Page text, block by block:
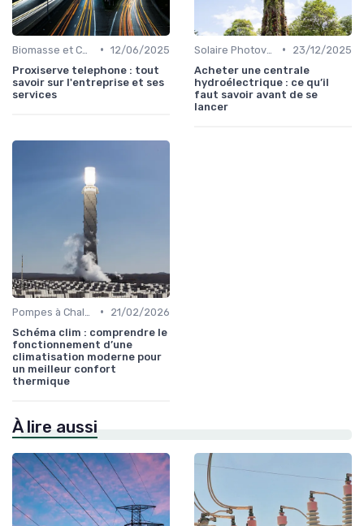
• 12/06/2025
Proxiserve telephone : tout
savoir sur l'entreprise et ses
services
•
23/12/2025
Acheter une centrale
hydroélectrique : ce qu’il
faut savoir avant de se
lancer
•
21/02/2026
Schéma clim : comprendre le
fonctionnement d’une
climatisation moderne pour
un meilleur confort
thermique
À lire aussi